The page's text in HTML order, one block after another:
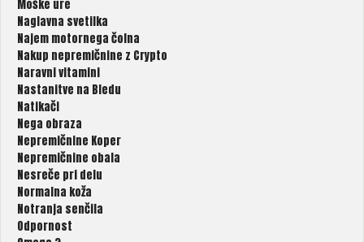
Moške ure
Naglavna svetilka
Najem motornega čolna
Nakup nepremičnine z Crypto
Naravni vitamini
Nastanitve na Bledu
Natikači
Nega obraza
Nepremičnine Koper
Nepremičnine obala
Nesreče pri delu
Normalna koža
Notranja senčila
Odpornost